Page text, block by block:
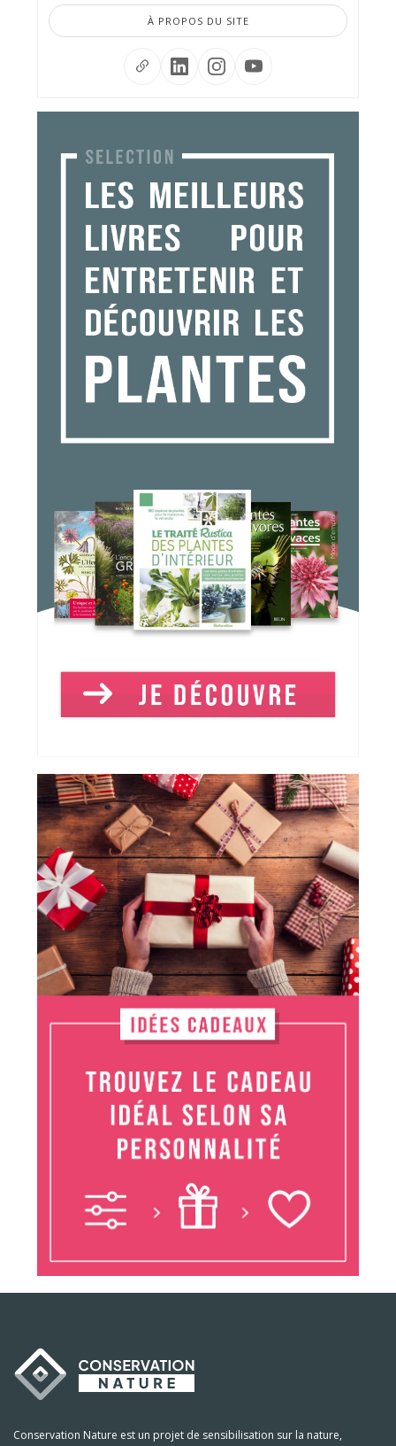
À PROPOS DU SITE
Conservation Nature est un projet de sensibilisation sur la nature,